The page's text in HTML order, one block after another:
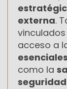
externa.
acceso a
esenciales
como la